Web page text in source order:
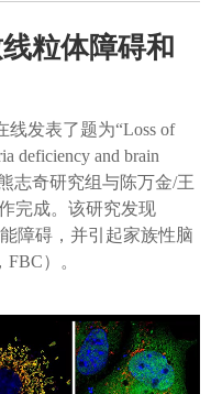
粒体障碍和
线发表了题为“Loss of
deficiency and brain
志奇研究组与陈万金/王
完成。该研究发现
障碍，并引起家族性脑
）。